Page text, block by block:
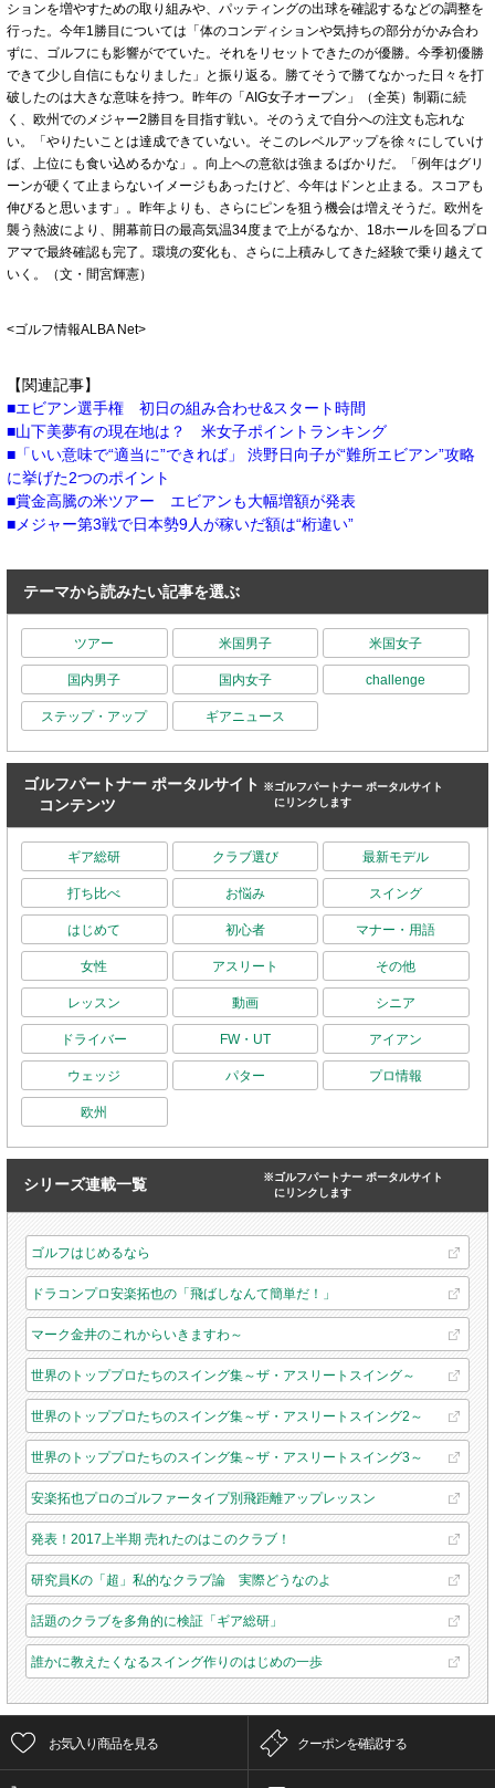
ションを増やすための取り組みや、パッティングの出球を確認するなどの調整を
行った。今年1勝目については「体のコンディションや気持ちの部分がかみ合わ
ずに、ゴルフにも影響がでていた。それをリセットできたのが優勝。今季初優勝
できて少し自信にもなりました」と振り返る。勝てそうで勝てなかった日々を打
破したのは大きな意味を持つ。昨年の「AIG女子オープン」（全英）制覇に続
く、欧州でのメジャー2勝目を目指す戦い。そのうえで自分への注文も忘れな
い。「やりたいことは達成できていない。そこのレベルアップを徐々にしていけ
ば、上位にも食い込めるかな」。向上への意欲は強まるばかりだ。「例年はグリ
ーンが硬くて止まらないイメージもあったけど、今年はドンと止まる。スコアも
伸びると思います」。昨年よりも、さらにピンを狙う機会は増えそうだ。欧州を
襲う熱波により、開幕前日の最高気温34度まで上がるなか、18ホールを回るプロ
アマで最終確認も完了。環境の変化も、さらに上積みしてきた経験で乗り越えて
いく。（文・間宮輝憲）
<ゴルフ情報ALBA Net>
【関連記事】
エビアン選手権 初日の組み合わせ&スタート時間
山下美夢有の現在地は？ 米女子ポイントランキング
「いい意味で“適当に”できれば」 渋野日向子が“難所エビアン”攻略
に挙げた2つのポイント
賞金高騰の米ツアー エビアンも大幅増額が発表
メジャー第3戦で日本勢9人が稼いだ額は“桁違い”
テーマから読みたい記事を選ぶ
ツアー 米国男子 米国女子
国内男子 国内女子 challenge
ステップ・アップ ギアニュース
ゴルフパートナー ポータルサイト
コンテンツ
※ゴルフパートナー ポータルサイト
にリンクします
ギア総研 クラブ選び 最新モデル
打ち比べ お悩み スイング
はじめて 初心者 マナー・用語
女性 アスリート その他
レッスン 動画 シニア
ドライバー FW・UT アイアン
ウェッジ パター プロ情報
欧州
シリーズ連載一覧
※ゴルフパートナー ポータルサイト
にリンクします
ゴルフはじめるなら
ドラコンプロ安楽拓也の「飛ばしなんて簡単だ！」
マーク金井のこれからいきますわ～
世界のトッププロたちのスイング集～ザ・アスリートスイング～
世界のトッププロたちのスイング集～ザ・アスリートスイング2～
世界のトッププロたちのスイング集～ザ・アスリートスイング3～
安楽拓也プロのゴルファータイプ別飛距離アップレッスン
発表！2017上半期 売れたのはこのクラブ！
研究員Kの「超」私的なクラブ論 実際どうなのよ
話題のクラブを多角的に検証「ギア総研」
誰かに教えたくなるスイング作りのはじめの一歩
お気入り商品を見る クーポンを確認する